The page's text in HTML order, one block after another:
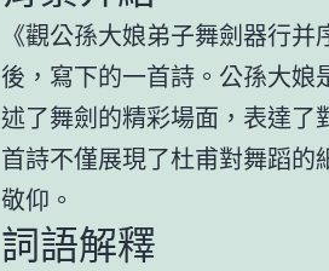
《觀公孫大娘弟子舞劍器行
後，寫下的一首詩。公孫大
述了舞劍的精彩場面，表達
首詩不僅展現了杜甫對舞蹈的
敬仰。
詞語解釋